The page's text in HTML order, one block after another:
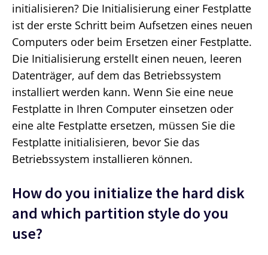
initialisieren? Die Initialisierung einer Festplatte
ist der erste Schritt beim Aufsetzen eines neuen
Computers oder beim Ersetzen einer Festplatte.
Die Initialisierung erstellt einen neuen, leeren
Datenträger, auf dem das Betriebssystem
installiert werden kann. Wenn Sie eine neue
Festplatte in Ihren Computer einsetzen oder
eine alte Festplatte ersetzen, müssen Sie die
Festplatte initialisieren, bevor Sie das
Betriebssystem installieren können.
How do you initialize the hard disk
and which partition style do you
use?